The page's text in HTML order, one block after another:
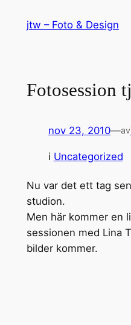
jtw – Foto & Design
Fotosession
nov 23, 2010—av
i Uncategorized
Nu var det ett tag
studion.
Men här kommer en
sessionen med Lina
bilder kommer.